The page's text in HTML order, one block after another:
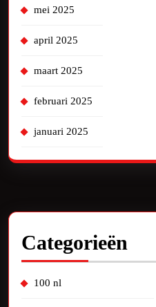
mei 2025
april 2025
maart 2025
februari 2025
januari 2025
Categorieën
100 nl